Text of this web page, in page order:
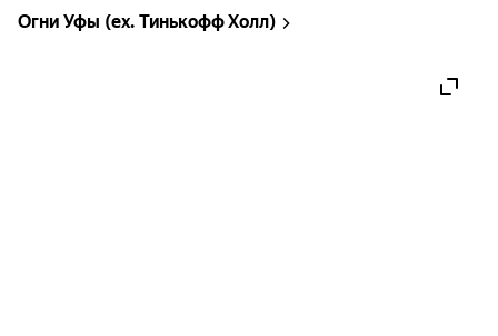
Огни Уфы (ex. Тинькофф Холл)